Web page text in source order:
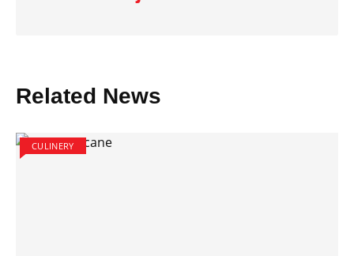
Related News
CULINERY